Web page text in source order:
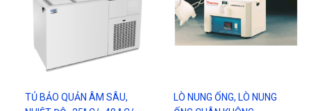
TỦ BẢO QUẢN ÂM SÂU,
LÒ NUNG ỐNG, LÒ NUNG